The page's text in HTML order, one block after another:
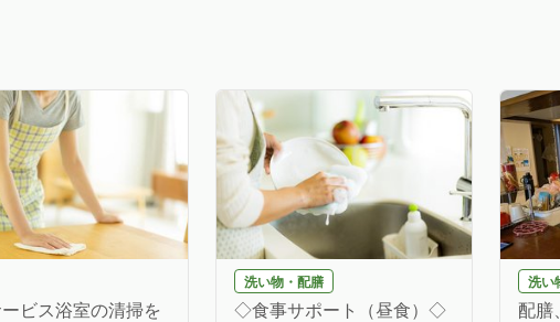
ビス浴室の清掃を
洗い物・配膳
◇食事サポート（昼食）◇
洗い
配膳